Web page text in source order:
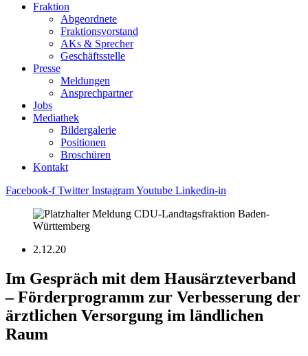
Fraktion
Abgeordnete
Fraktions­vorstand
AKs & Sprecher
Geschäftsstelle
Presse
Meldungen
Ansprechpartner
Jobs
Mediathek
Bildergalerie
Positionen
Broschüren
Kontakt
Facebook-f Twitter InstagramYoutube Linkedin-in
2.12.20
Im Gespräch mit dem Hausärzteverband
– Förderprogramm zur Verbesserung der
ärztlichen Versorgung im ländlichen
Raum